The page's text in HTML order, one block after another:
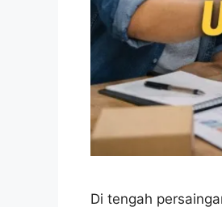
Di tengah